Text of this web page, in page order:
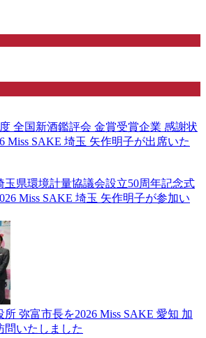
度 全国新酒鑑評会 金賞受賞企業 感謝状
Miss SAKE 埼玉 矢作明子が出席いた
玉県環境計量協議会設立50周年記念式
Miss SAKE 埼玉 矢作明子が参加い
弥富市長を2026 Miss SAKE 愛知 加
問いたしました